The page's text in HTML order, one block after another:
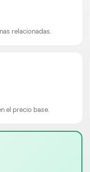
relacionadas.
el precio base.